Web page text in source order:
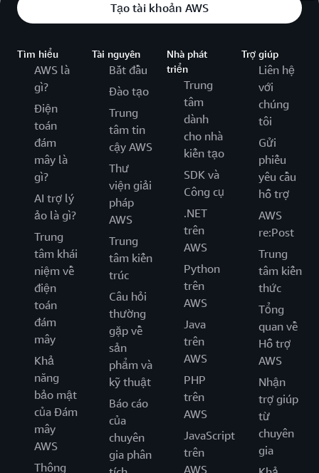
Tạo tài khoản AWS
Tìm hiểu
AWS là
gì?
Điện
toán
đám
mây là
gì?
AI trợ lý
ảo là gì?
Trung
tâm khái
niệm về
điện
toán
đám
mây
Khả
năng
bảo mật
của Đám
mây
AWS
Thông
Tài nguyên
Bắt đầu
Đào tạo
Trung
tâm tin
cậy AWS
Thư
viện giải
pháp
AWS
Trung
tâm kiến
trúc
Câu hỏi
thường
gặp về
sản
phẩm và
kỹ thuật
Báo cáo
của
chuyên
gia phân
Nhà phát
triển
Trung
tâm
dành
cho nhà
kiến tạo
SDK và
Công cụ
.NET
trên
AWS
Python
trên
AWS
Java
trên
AWS
PHP
trên
AWS
JavaScript
trên
AWS
Trợ giúp
Liên hệ
với
chúng
tôi
Gửi
phiếu
yêu cầu
hỗ trợ
AWS
re:Post
Trung
tâm kiến
thức
Tổng
quan về
Hỗ trợ
AWS
Nhận
trợ giúp
từ
chuyên
gia